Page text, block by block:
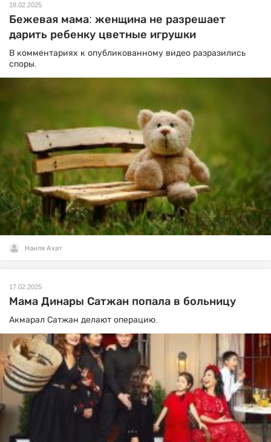
18.02.2025
Бежевая мама: женщина не разрешает
дарить ребенку цветные игрушки
В комментариях к опубликованному видео разразились
споры.
Наиля Ахат
17.02.2025
Мама Динары Сатжан попала в больницу
Акмарал Сатжан делают операцию.